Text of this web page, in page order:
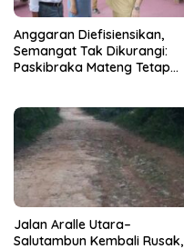
Anggaran Diefisiensikan,
Semangat Tak Dikurangi:
Paskibraka Mateng Tetap
Jalan Aralle Utara–
Salutambun Kembali Rusak,